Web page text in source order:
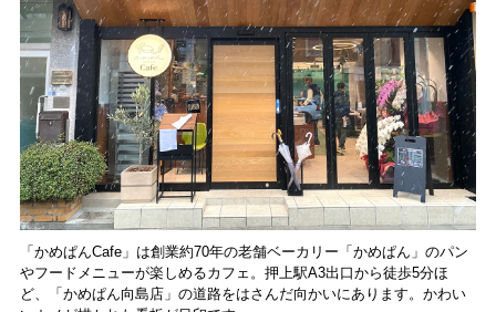
「かめぱんCafe」は創業約70年の老舗ベーカリー「かめぱん」のパン
やフードメニューが楽しめるカフェ。押上駅A3出口から徒歩5分ほ
ど、「かめぱん向島店」の道路をはさんだ向かいにあります。かわい